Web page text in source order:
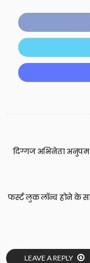
दिग्गज अभिनेता
फर्स्ट लुक लॉन्च होने के
LEAVE A REPLY